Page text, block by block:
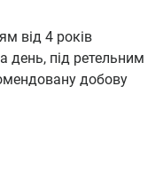
від 4 років
день, під ретельним
добову